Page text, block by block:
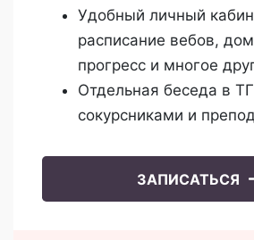
Удобный личный
расписание вебов,
прогресс и многое
Отдельная беседа в
сокурсниками и
ЗАПИСАТЬСЯ